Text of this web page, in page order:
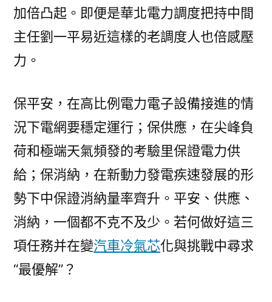
加倍凸起。即便是華北電力調度把持中間
主任劉一平易近這樣的老調度人也倍感壓
力。
保平安，在高比例電力電子設備接進的情
況下電網要穩定運行；保供應，在尖峰負
荷和極端天氣頻發的考驗里保證電力供
給；保消納，在新動力發電疾速發展的形
勢下中保證消納量率齊升。平安、供應、
消納，一個都不克不及少。若何做好這三
項任務并在變汽車冷氣芯化與挑戰中尋求
“最優解”？